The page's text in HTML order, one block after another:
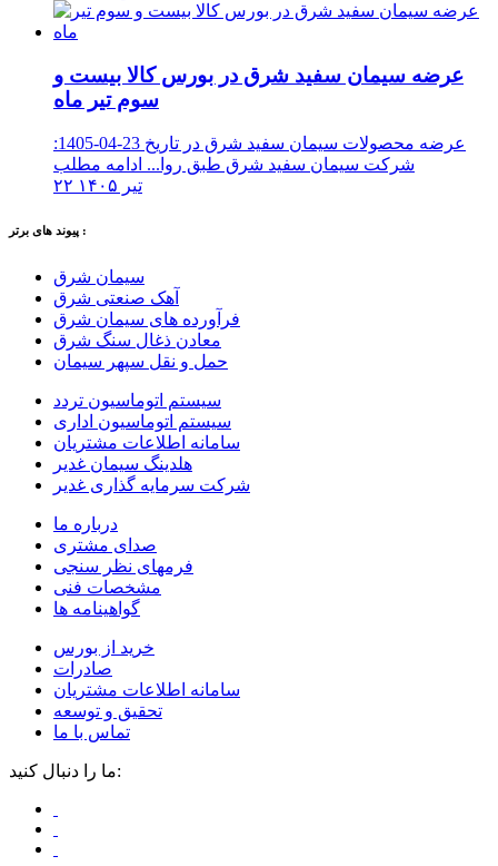
عرضه سیمان سفید شرق در بورس کالا بیست و
سوم تیر ماه
عرضه محصولات سیمان سفید شرق در تاریخ 23-04-1405:
شرکت سیمان سفید شرق طبق روا... ادامه مطلب
۲۲ تیر ۱۴۰۵
پیوند های برتر :
سیمان شرق
آهک صنعتی شرق
فرآورده های سیمان شرق
معادن ذغال سنگ شرق
حمل و نقل سپهر سیمان
سیستم اتوماسیون تردد
سیستم اتوماسیون اداری
سامانه اطلاعات مشتریان
هلدینگ سیمان غدیر
شرکت سرمایه گذاری غدیر
درباره ما
صدای مشتری
فرمهای نظر سنجی
مشخصات فنی
گواهینامه ها
خرید از بورس
صادرات
سامانه اطلاعات مشتریان
تحقیق و توسعه
تماس با ما
ما را دنبال کنید: